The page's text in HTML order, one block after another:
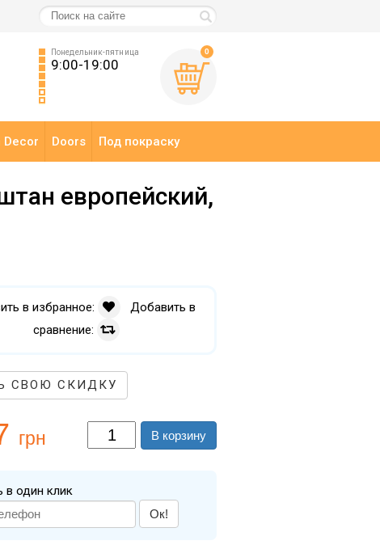
0
Понедельник-пятница
9:00-19:00
Decor Doors Под покраску
европейский,
в избранное:
Добавить в
сравнение:
СВОЮ СКИДКУ
грн В корзину
в один клик
Ок!